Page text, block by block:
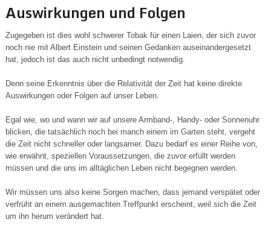
Auswirkungen und Folgen
Zugegeben ist dies wohl schwerer Tobak für einen Laien, der sich zuvor
noch nie mit Albert Einstein und seinen Gedanken auseinandergesetzt
hat, jedoch ist das auch nicht unbedingt notwendig.
Denn seine Erkenntnis über die Relativität der Zeit hat keine direkte
Auswirkungen oder Folgen auf unser Leben.
Egal wie, wo und wann wir auf unsere Armband-, Handy- oder Sonnenuhr
blicken, die tatsächlich noch bei manch einem im Garten steht, vergeht
die Zeit nicht schneller oder langsamer. Dazu bedarf es einer Reihe von,
wie erwähnt, speziellen Voraussetzungen, die zuvor erfüllt werden
müssen und die uns im alltäglichen Leben nicht begegnen werden.
Wir müssen uns also keine Sorgen machen, dass jemand verspätet oder
verfrüht an einem ausgemachten Treffpunkt erscheint, weil sich die Zeit
um ihn herum verändert hat.